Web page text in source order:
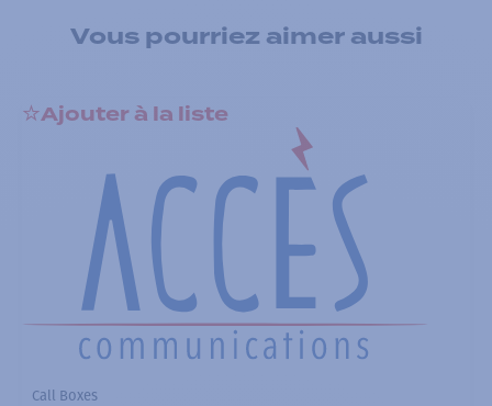
Vous pourriez aimer aussi
Ajouter à la liste
Call Boxes